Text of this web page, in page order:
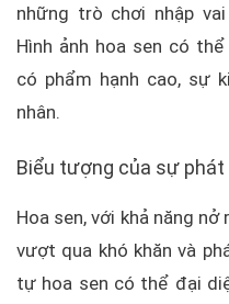
những trò chơi nhập
Hình ảnh hoa sen có
có phẩm hạnh cao, sự
nhân.
Biểu tượng của sự
Hoa sen, với khả năng
vượt qua khó khăn và
tự hoa sen có thể đại